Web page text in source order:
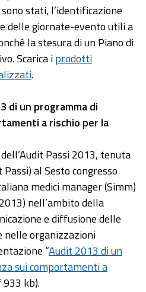
stati, l’identificazione
delle giornate-evento utili a
la stesura di un Piano di
Scarica iprodotti
.
di un programma di
a rischio per la
Passi 2013, tenuta
al Sesto congresso
medici manager (Simm)
nell’ambito della
e diffusione delle
nelle organizzazioni
“Audit 2013 di un
sui comportamenti a
933 kb).